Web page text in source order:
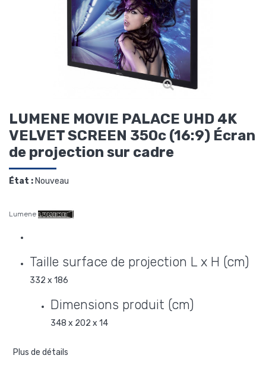
LUMENE MOVIE PALACE UHD 4K
VELVET SCREEN 350c (16:9) Écran
de projection sur cadre
État :Nouveau
Lumene
Taille surface de projection L x H (cm)
332 x 186
Dimensions produit (cm)
348 x 202 x 14
Plus de détails